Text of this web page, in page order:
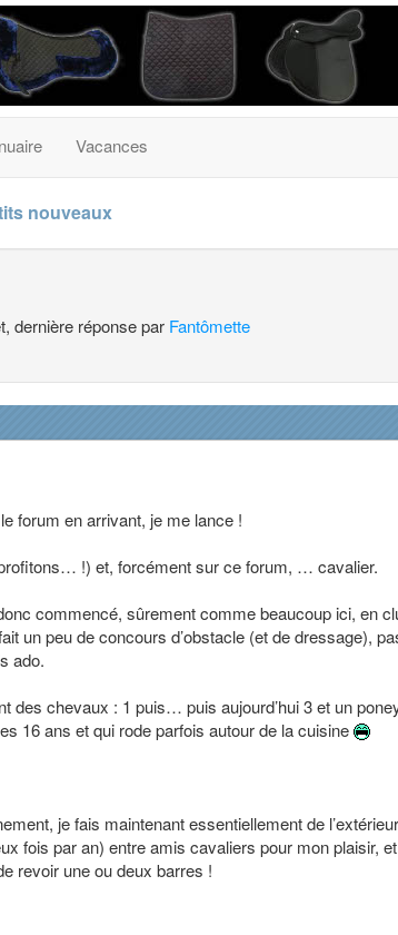
Vacances
nouveaux
dernière réponse par Fantômette
forum en arrivant, je me lance !
!) et, forcément sur ce forum, … cavalier.
commencé, sûrement comme beaucoup ici, en
un peu de concours d’obstacle (et de dressage),
ado.
des chevaux : 1 puis… puis aujourd’hui 3 et un
16 ans et qui rode parfois autour de la cuisine
je fais maintenant essentiellement de
fois par an) entre amis cavaliers pour mon plaisir,
revoir une ou deux barres !